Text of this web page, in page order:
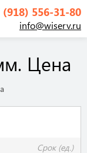
(918) 556-31-80
info@wiserv.ru
Цена
Срок (ед.)